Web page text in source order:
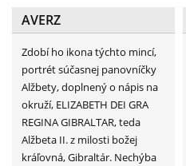
AVERZ
Zdobí ho ikona týchto mincí,
portrét súčasnej panovníčky
Alžbety, doplnený o nápis na
okruží, ELIZABETH DEI GRA
REGINA GIBRALTAR, teda
Alžbeta II. z milosti božej
kráľovná, Gibraltár. Nechýba